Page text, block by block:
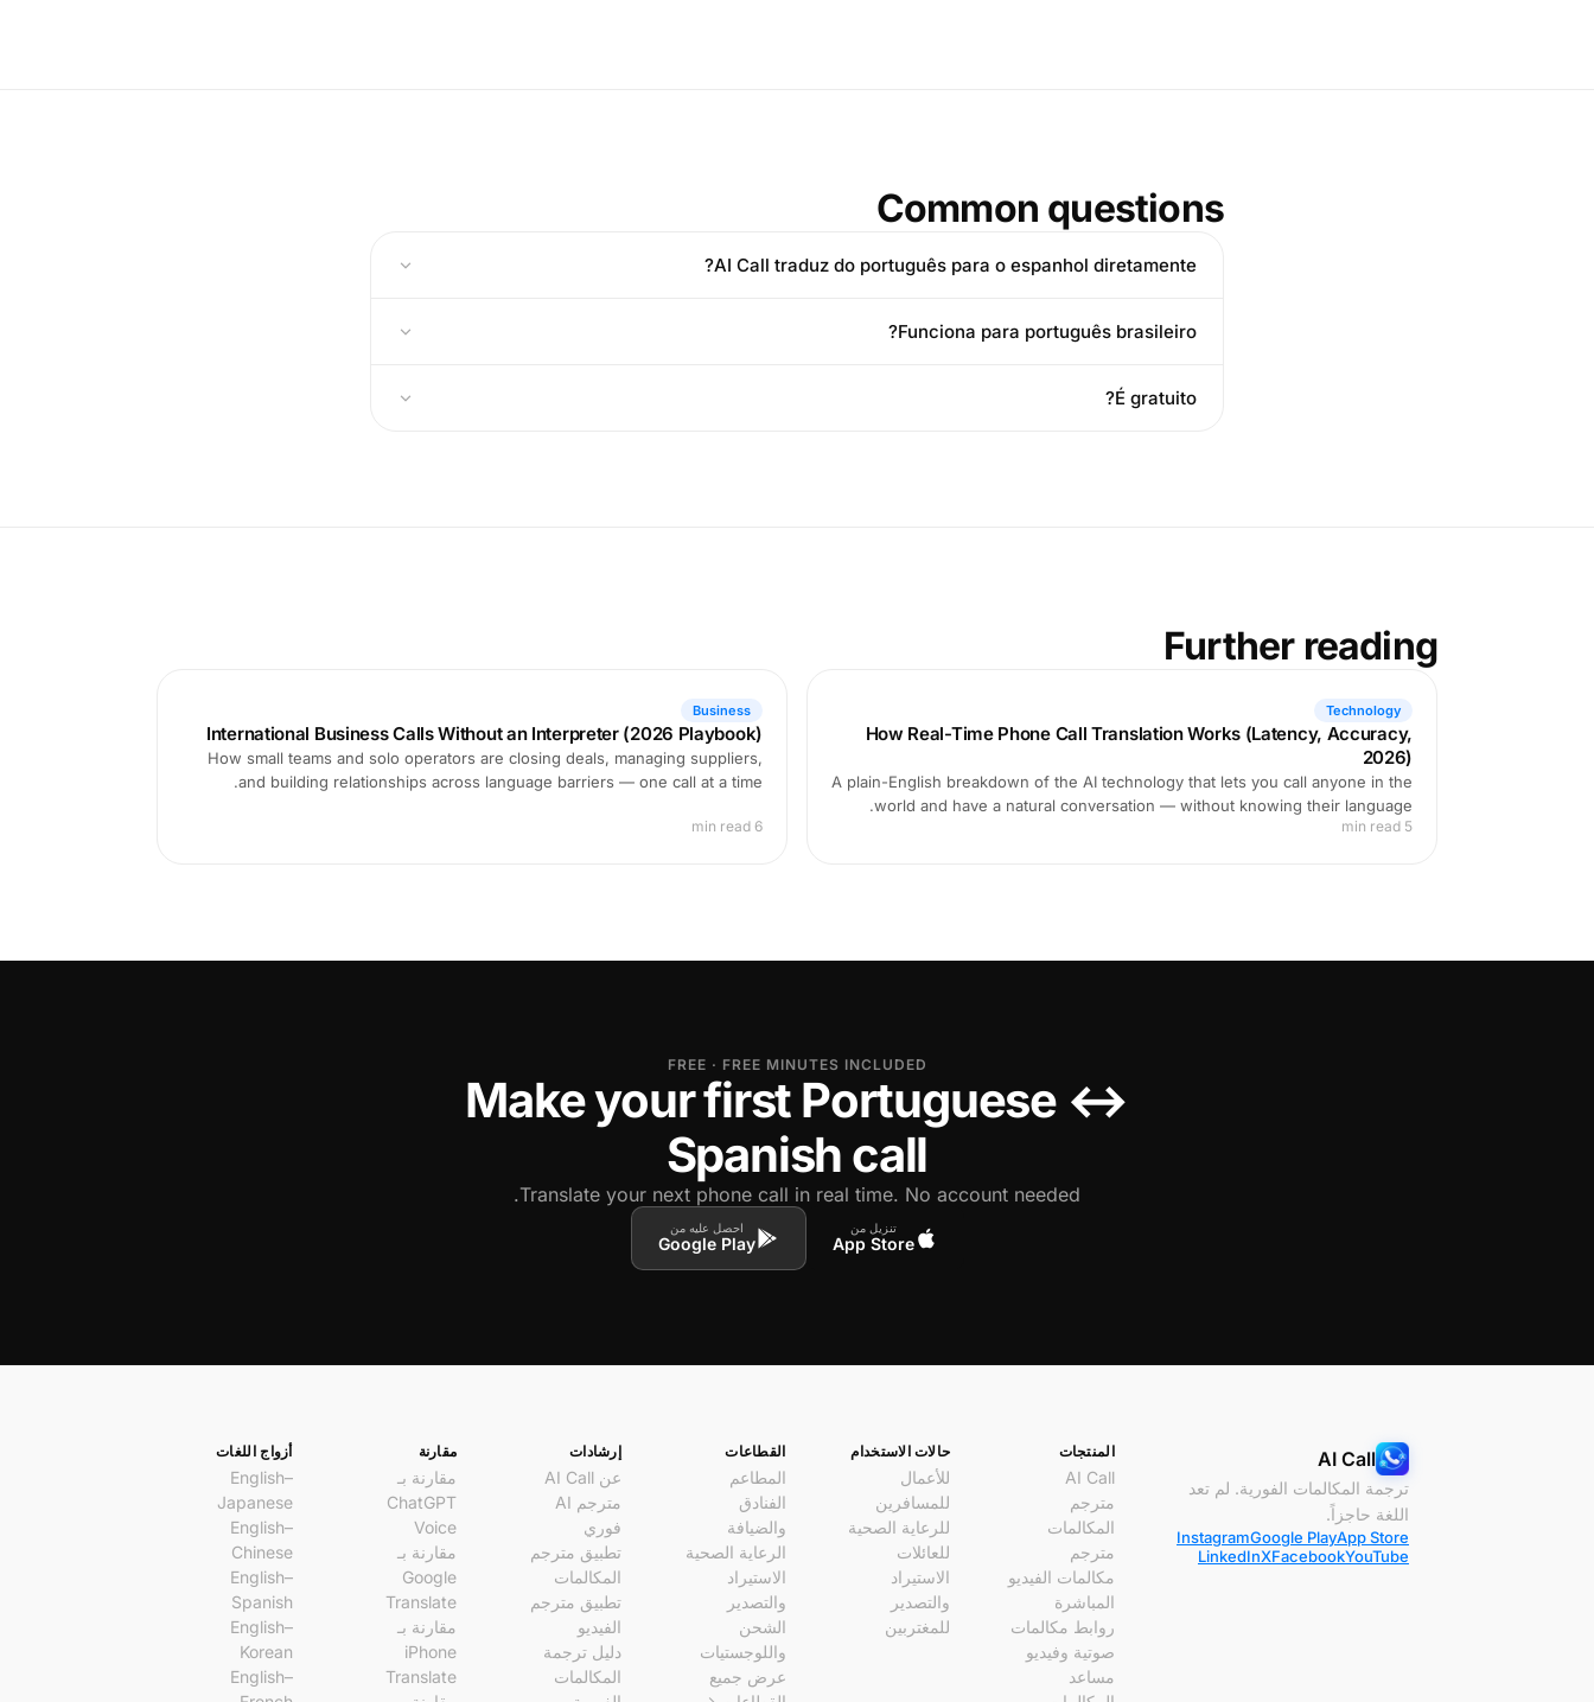
Common questions
AI Call traduz do português para o espanhol diretamente?
Funciona para português brasileiro?
É gratuito?
Further reading
Technology
How Real-Time Phone Call Translation Works (Latency, Accuracy,
2026)
A plain-English breakdown of the AI technology that lets you call anyone in the
world and have a natural conversation — without knowing their language.
5 min read
Business
International Business Calls Without an Interpreter (2026 Playbook)
How small teams and solo operators are closing deals, managing suppliers,
and building relationships across language barriers — one call at a time.
6 min read
FREE · FREE MINUTES INCLUDED
Make your first Portuguese ↔
Spanish call
Translate your next phone call in real time. No account needed.
تنزيل من
App Store
احصل عليه من
Google Play
AI Call
ترجمة المكالمات الفورية. لم تعد
اللغة حاجزاً.
App Store
Google Play
Instagram
YouTube
Facebook
X
LinkedIn
المنتجات
AI Call
مترجم
المكالمات
مترجم
مكالمات الفيديو
المباشرة
روابط مكالمات
صوتية وفيديو
مساعد
حالات الاستخدام
للأعمال
للمسافرين
للرعاية الصحية
للعائلات
الاستيراد
والتصدير
للمغتربين
القطاعات
المطاعم
الفنادق
والضيافة
الرعاية الصحية
الاستيراد
والتصدير
الشحن
واللوجستيات
عرض جميع
إرشادات
عن AI Call
مترجم AI
فوري
تطبيق مترجم
المكالمات
تطبيق مترجم
الفيديو
دليل ترجمة
المكالمات
مقارنة
مقارنة بـ
ChatGPT
Voice
مقارنة بـ
Google
Translate
مقارنة بـ
iPhone
Translate
أزواج اللغات
English–
Japanese
English–
Chinese
English–
Spanish
English–
Korean
English–